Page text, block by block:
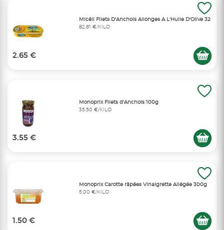
Micéli Filets D'Anchois Allonges A L'Huile D'Olive 32
82,81 €/KILO
2.65 €
Monoprix Filets d'Anchois 100g
35,50 €/KILO
3.55 €
Monoprix Carotte râpées Vinaigrette Allégée 300g
5,00 €/KILO
1.50 €